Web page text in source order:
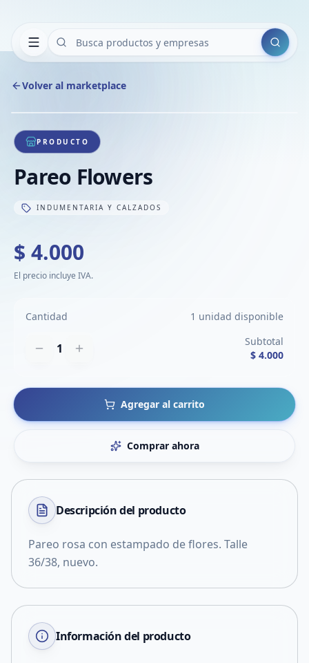
Buscar
Volver al marketplace
1/1
PRODUCTO
Pareo Flowers
INDUMENTARIA Y CALZADOS
$ 4.000
El precio incluye IVA.
Cantidad 1 unidad disponible
1
Subtotal
$ 4.000
Agregar al carrito
Comprar ahora
Descripción del producto
Pareo rosa con estampado de flores. Talle
36/38, nuevo.
Información del producto